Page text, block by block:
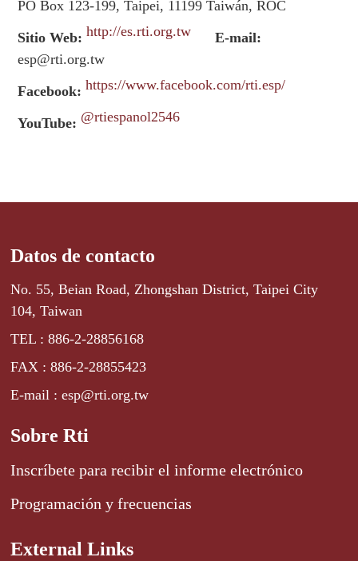
PO Box 123-199, Taipei, 11199 Taiwán, ROC
Sitio Web: http://es.rti.org.tw
E-mail:
esp@rti.org.tw
Facebook: https://www.facebook.com/rti.esp/
YouTube: @rtiespanol2546
Datos de contacto
No. 55, Beian Road, Zhongshan District, Taipei City
104, Taiwan
TEL : 886-2-28856168
FAX : 886-2-28855423
E-mail : esp@rti.org.tw
Sobre Rti
Inscríbete para recibir el informe electrónico
Programación y frecuencias
External Links